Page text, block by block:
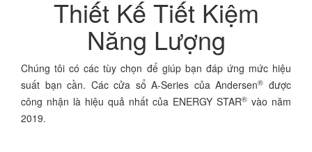
Thiết Kế Tiết Kiệm
Năng Lượng
Chúng tôi có các tùy chọn để giúp bạn đáp ứng mức hiệu
suất bạn cần. Các cửa sổ A-Series của Andersen® được
công nhận là hiệu quả nhất của ENERGY STAR® vào năm
2019.